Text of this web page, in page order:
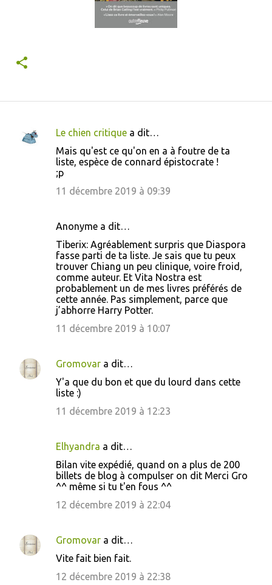
C
Le chien critique a dit…
Mais qu'est ce qu'on en a à foutre de ta
liste, espèce de connard épistocrate !
;p
11 décembre 2019 à 09:39
Anonyme a dit…
Tiberix: Agréablement surpris que Diaspora
fasse parti de ta liste. Je sais que tu peux
trouver Chiang un peu clinique, voire froid,
comme auteur. Et Vita Nostra est
probablement un de mes livres préférés de
cette année. Pas simplement, parce que
j’abhorre Harry Potter.
11 décembre 2019 à 10:07
Gromovar a dit…
Y'a que du bon et que du lourd dans cette
liste :)
11 décembre 2019 à 12:23
Elhyandra a dit…
Bilan vite expédié, quand on a plus de 200
billets de blog à compulser on dit Merci Gro
^^ même si tu t'en fous ^^
12 décembre 2019 à 22:04
Gromovar a dit…
Vite fait bien fait.
12 décembre 2019 à 22:38